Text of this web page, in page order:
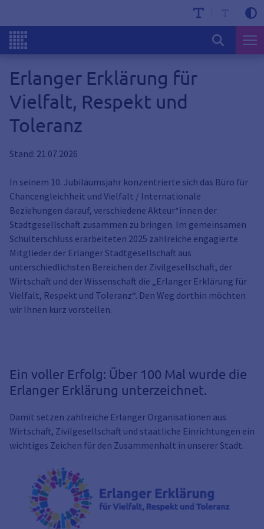
Erlanger Erklärung für
Vielfalt, Respekt und
Toleranz
Stand: 21.07.2026
In seinem 10. Jubiläumsjahr konzentrierte sich das Büro für
Chancengleichheit und Vielfalt / Internationale
Beziehungen darauf, verschiedene Akteur*innen der
Stadtgesellschaft zusammen zu bringen. Im gemeinsamen
Schulterschluss erarbeiteten 2025 zahlreiche engagierte
Mitglieder der Erlanger Stadtgesellschaft aus
unterschiedlichsten Bereichen der Zivilgesellschaft, der
Wirtschaft und der Wissenschaft die „Erlanger Erklärung für
Vielfalt, Respekt und Toleranz“. Den Weg dorthin möchten
wir Ihnen kurz vorstellen.
Ein voller Erfolg: Über 100 Mal wurde die
Erlanger Erklärung unterzeichnet.
Damit setzen zahlreiche Erlanger Organisationen aus
Wirtschaft, Zivilgesellschaft und staatliche Einrichtungen ein
wichtiges Zeichen für den Zusammenhalt in unserer Stadt.